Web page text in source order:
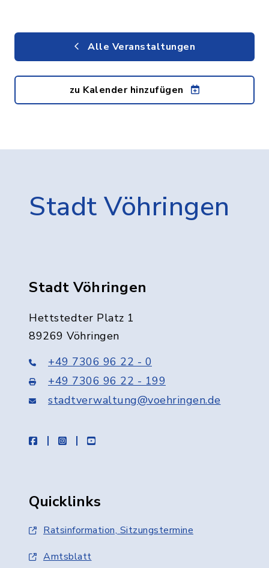
Alle Veranstaltungen
zu Kalender hinzufügen
Stadt Vöhringen
Stadt Vöhringen
Hettstedter Platz 1
89269 Vöhringen
+49 7306 96 22 - 0
+49 7306 96 22 - 199
stadtverwaltung@voehringen.de
facebookinstagramyoutube
Quicklinks
Ratsinformation, Sitzungstermine
Amtsblatt